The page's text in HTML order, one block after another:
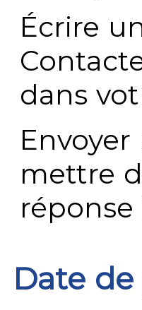
Écrire
dans
mettre
réponse
Date